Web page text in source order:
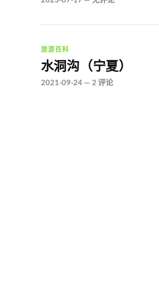
旅游百科
水洞沟（宁夏）
2021-09-24— 2 评论